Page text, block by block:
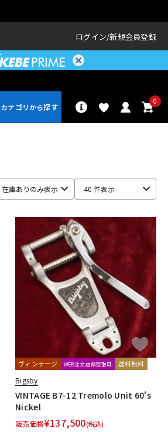
ログイン 新規会員登録
0
エフェクター
楽器アクセサ
リ
在庫ありのみ表示 40 件表示
ヴィンテージ WEB注文店頭受取可 送料無料
Bigsby
VINTAGE B7-12 Tremolo Unit 60's
Nickel
販売価格¥137,500(税込)